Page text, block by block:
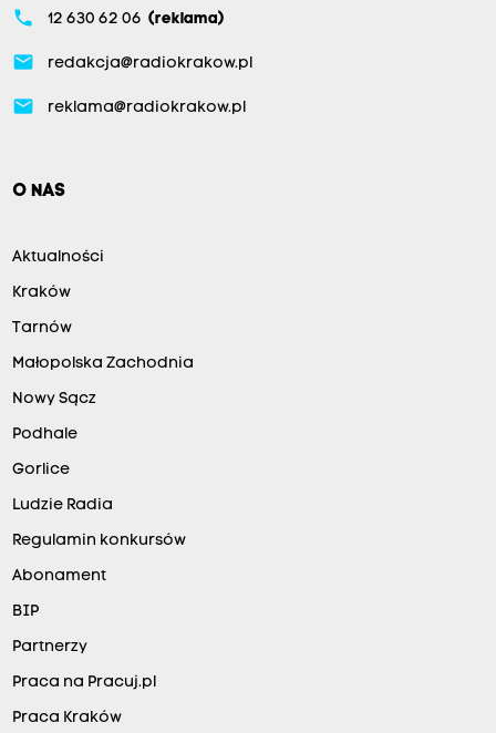
phone 12 630 62 06 (reklama)
email redakcja@radiokrakow.pl
email reklama@radiokrakow.pl
O NAS
Aktualności
Kraków
Tarnów
Małopolska Zachodnia
Nowy Sącz
Podhale
Gorlice
Ludzie Radia
Regulamin konkursów
Abonament
BIP
Partnerzy
Praca na Pracuj.pl
Praca Kraków